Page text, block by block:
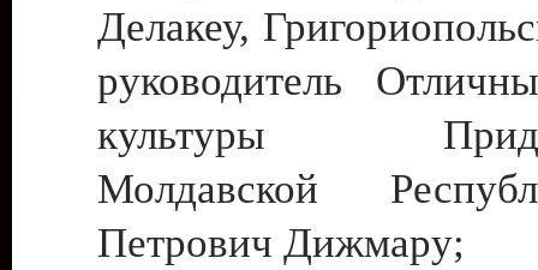
Делакеу,
руководитель
культуры
Молдавской
Петрович Дижмару;